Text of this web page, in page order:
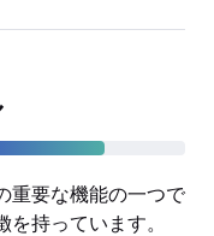
重要な機能の一つで
持っています。